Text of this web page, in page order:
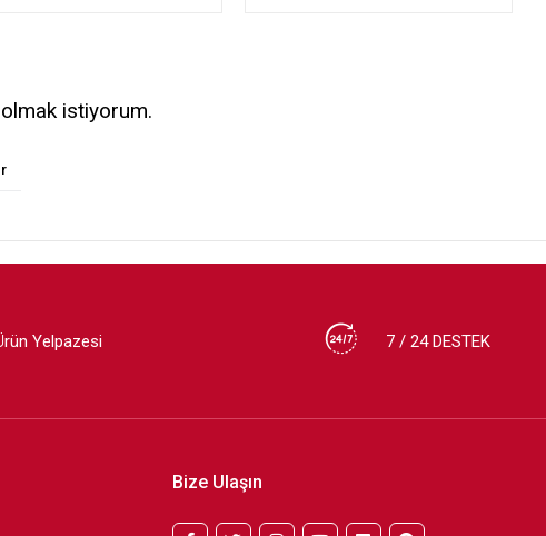
istiyorum.
Yelpazesi 7 / 24 DESTEK
Bize Ulaşın